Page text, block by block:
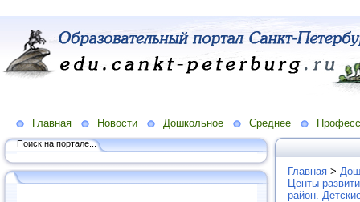
Главная Новости Дошкольное Среднее
Поиск на портале...
Главная >
Центы
район.